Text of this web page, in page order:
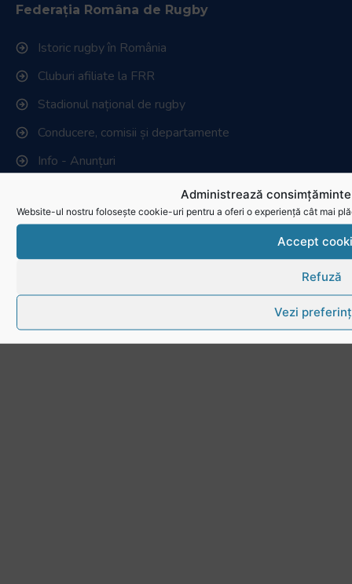
Administrează
Website-ul nostru folosește cookie-uri pentru a oferi o experiență cât mai
Accept
Refuză
Vezi
Federația Româna de Rugby
Istoric rugby în România
Cluburi afiliate la FRR
Stadionul național de rugby
Conducere, comisii și departamente
Info - Anunțuri
Politica de utilizare cookies